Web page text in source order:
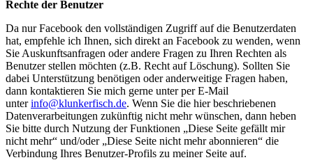
Rechte der Benutzer
Da nur Facebook den vollständigen Zugriff auf die Benutzerdaten
hat, empfehle ich Ihnen, sich direkt an Facebook zu wenden, wenn
Sie Auskunftsanfragen oder andere Fragen zu Ihren Rechten als
Benutzer stellen möchten (z.B. Recht auf Löschung). Sollten Sie
dabei Unterstützung benötigen oder anderweitige Fragen haben,
dann kontaktieren Sie mich gerne unter per E-Mail
unterinfo@klunkerfisch.de. Wenn Sie die hier beschriebenen
Datenverarbeitungen zukünftig nicht mehr wünschen, dann heben
Sie bitte durch Nutzung der Funktionen „Diese Seite gefällt mir
nicht mehr“ und/oder „Diese Seite nicht mehr abonnieren“ die
Verbindung Ihres Benutzer-Profils zu meiner Seite auf.